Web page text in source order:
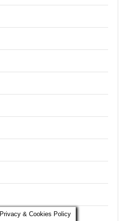
Privacy & Cookies Policy